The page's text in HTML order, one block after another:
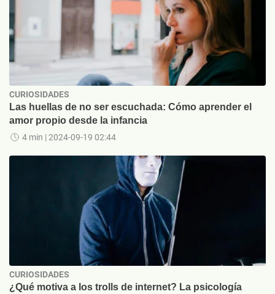
CURIOSIDADES
Las huellas de no ser escuchada: Cómo aprender el
amor propio desde la infancia
4 min | 2024-09-19 02:44
CURIOSIDADES
¿Qué motiva a los trolls de internet? La psicología